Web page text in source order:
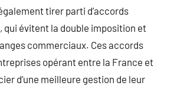
tirer parti d’accords
évitent la double imposition et
commerciaux. Ces accords
opérant entre la France et
d’une meilleure gestion de leur